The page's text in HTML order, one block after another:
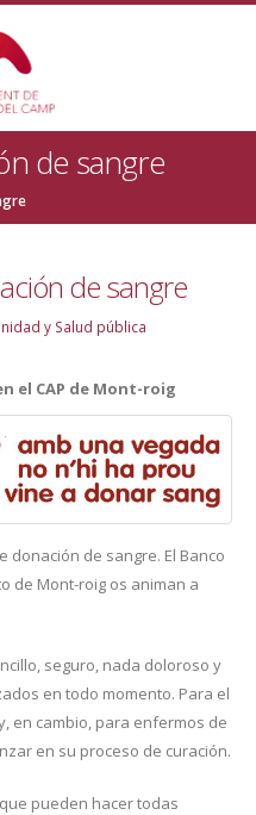
de sangre
de sangre
y Salud pública
el CAP de Mont-roig
donación de sangre. El Banco
de Mont-roig os animan a
seguro, nada doloroso y
en todo momento. Para el
en cambio, para enfermos de
en su proceso de curación.
pueden hacer todas